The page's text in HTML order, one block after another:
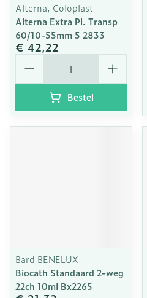
Alterna, Coloplast
Alterna Extra Pl. Transp
60/10-55mm 5 2833
€ 42,22
Aantal
Bestel
Bard BENELUX
Biocath Standaard 2-weg
22ch 10ml Bx2265